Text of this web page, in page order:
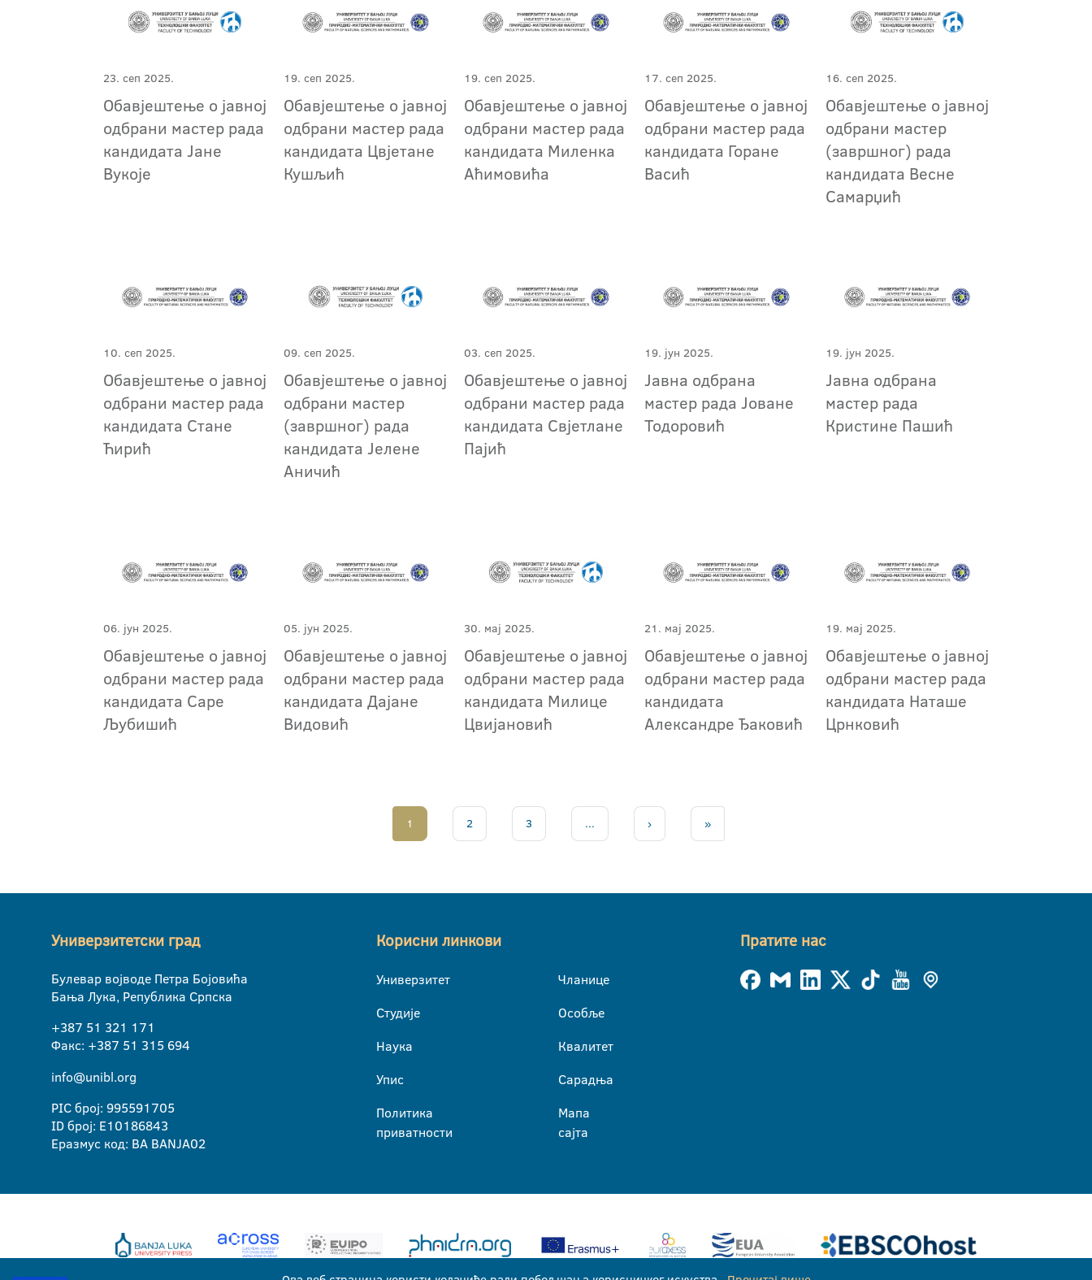
23. сеп 2025.
Обавјештење о јавној
одбрани мастер рада
кандидата Јане
Вукоје
19. сеп 2025.
Обавјештење о јавној
одбрани мастер рада
кандидата Цвјетане
Кушљић
19. сеп 2025.
Обавјештење о јавној
одбрани мастер рада
кандидата Миленка
Аћимовића
17. сеп 2025.
Обавјештење о јавној
одбрани мастер рада
кандидата Горане
Васић
16. сеп 2025.
Обавјештење о јавној
одбрани мастер
(завршног) рада
кандидата Весне
Самарџић
10. сеп 2025.
Обавјештење о јавној
одбрани мастер рада
кандидата Стане
Ћирић
09. сеп 2025.
Обавјештење о јавној
одбрани мастер
(завршног) рада
кандидата Јелене
Аничић
03. сеп 2025.
Обавјештење о јавној
одбрани мастер рада
кандидата Свјетлане
Пајић
19. јун 2025.
Јавна одбрана
мастер рада Јоване
Тодоровић
19. јун 2025.
Јавна одбрана
мастер рада
Кристине Пашић
06. јун 2025.
Обавјештење о јавној
одбрани мастер рада
кандидата Саре
Љубишић
05. јун 2025.
Обавјештење о јавној
одбрани мастер рада
кандидата Дајане
Видовић
30. мај 2025.
Обавјештење о јавној
одбрани мастер рада
кандидата Милице
Цвијановић
21. мај 2025.
Обавјештење о јавној
одбрани мастер рада
кандидата
Александре Ђаковић
19. мај 2025.
Обавјештење о јавној
одбрани мастер рада
кандидата Наташе
Црнковић
1 2 3 ... › »
Универзитетски град
Булевар војводе Петра Бојовића
Бања Лука, Република Српска
+387 51 321 171
Факс: +387 51 315 694
info@unibl.org
PIC број: 995591705
ID број: E10186843
Еразмус код: BA BANJA02
Корисни линкови
Универзитет
Студије
Наука
Упис
Политика
приватности
Чланице
Особље
Квалитет
Сарадња
Мапа
сајта
Пратите нас